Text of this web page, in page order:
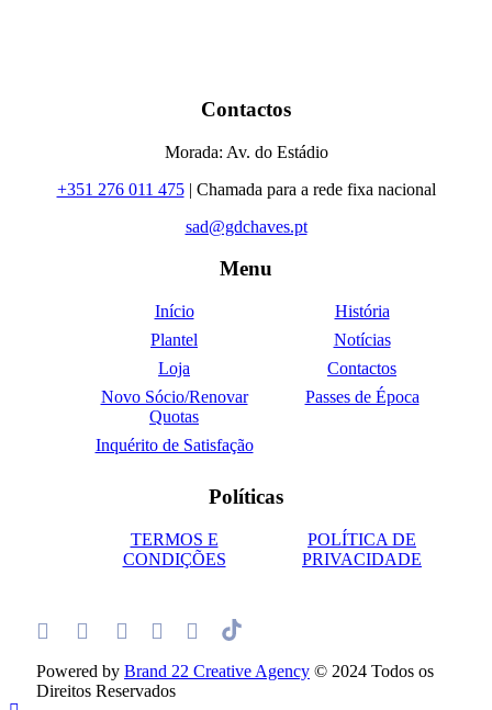
Contactos
Morada: Av. do Estádio
+351 276 011 475| Chamada para a rede fixa nacional
sad@gdchaves.pt
Menu
Início
História
Plantel
Notícias
Loja
Contactos
Novo Sócio/Renovar
Quotas
Passes de Época
Inquérito de Satisfação
Políticas
TERMOS E
CONDIÇÕES
POLÍTICA DE
PRIVACIDADE
Powered by Brand 22 Creative Agency © 2024 Todos os
Direitos Reservados